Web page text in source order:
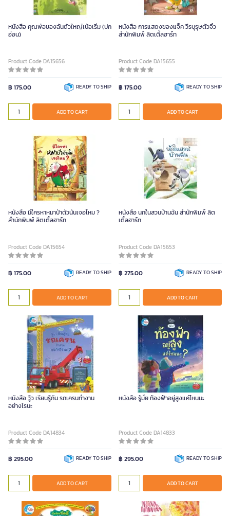
หนังสือ คุณพ่อของฉันตัวใหญ่เบ้อเริ่ม (ปก
อ่อน)
Product Code DA15656
฿ 175.00 READY TO SHIP
ADD TO CART
หนังสือ การแสดงของแจ็ค วีรบุรุษตัวจิ๋ว
สำนักพิมพ์ ลิตเติ้ลฮาร์ท
Product Code DA15655
฿ 175.00 READY TO SHIP
ADD TO CART
หนังสือ มีใครหาหมาป่าตัวนั้นเจอไหม ?
สำนักพิมพ์ ลิตเติ้ลฮาร์ท
Product Code DA15654
฿ 175.00 READY TO SHIP
ADD TO CART
หนังสือ นกในสวนบ้านฉัน สำนักพิมพ์ ลิต
เติ้ลฮาร์ท
Product Code DA15653
฿ 275.00 READY TO SHIP
ADD TO CART
หนังสือ วู้ว เรียนรู้กัน รถเครนทํางาน
อย่างไรนะ
Product Code DA14834
฿ 295.00 READY TO SHIP
ADD TO CART
หนังสือ รู้มั๊ย ท้องฟ้าอยู่สูงแค่ไหนนะ
Product Code DA14833
฿ 295.00 READY TO SHIP
ADD TO CART